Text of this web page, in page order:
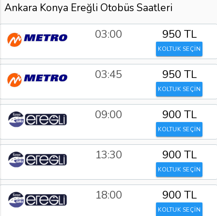
Ankara Konya Ereğli Otobüs Saatleri
03:00 950 TL
KOLTUK SEÇİN
03:45 950 TL
KOLTUK SEÇİN
09:00 900 TL
KOLTUK SEÇİN
13:30 900 TL
KOLTUK SEÇİN
18:00 900 TL
KOLTUK SEÇİN